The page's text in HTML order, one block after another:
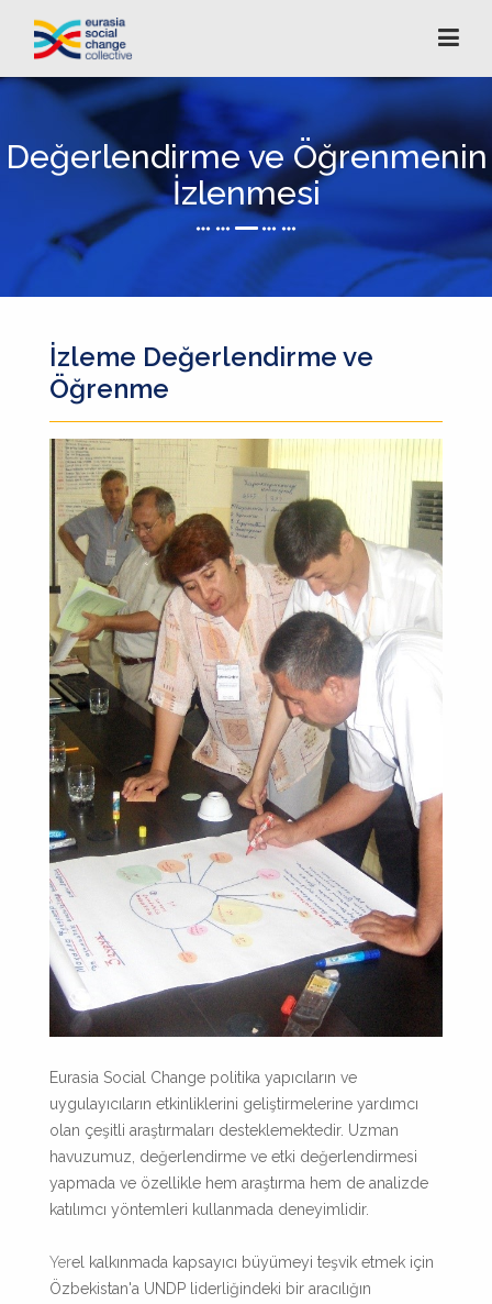
Değerlendirme ve Öğrenmenin
İzlenmesi
İzleme Değerlendirme ve
Öğrenme
Eurasia Social Change politika yapıcıların ve
uygulayıcıların etkinliklerini geliştirmelerine yardımcı
olan çeşitli araştırmaları desteklemektedir. Uzman
havuzumuz, değerlendirme ve etki değerlendirmesi
yapmada ve özellikle hem araştırma hem de analizde
katılımcı yöntemleri kullanmada deneyimlidir.
Yerel kalkınmada kapsayıcı büyümeyi teşvik etmek için
Özbekistan'a UNDP liderliğindeki bir aracılığın